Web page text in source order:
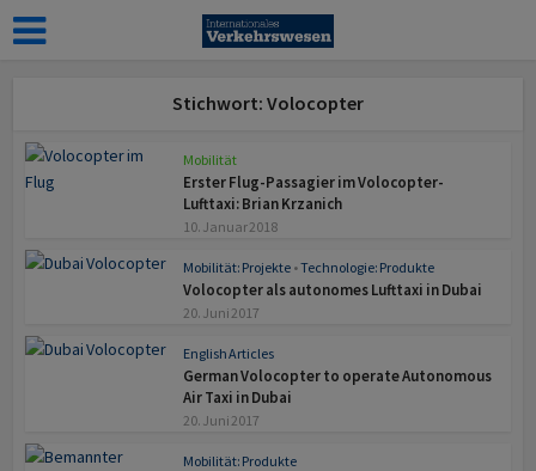
Stichwort: Volocopter
Mobilität
Erster Flug-Passagier im Volocopter-
Lufttaxi: Brian Krzanich
10. Januar 2018
Mobilität: Projekte •Technologie: Produkte
Volocopter als autonomes Lufttaxi in Dubai
20. Juni 2017
English Articles
German Volocopter to operate Autonomous
Air Taxi in Dubai
20. Juni 2017
Mobilität: Produkte